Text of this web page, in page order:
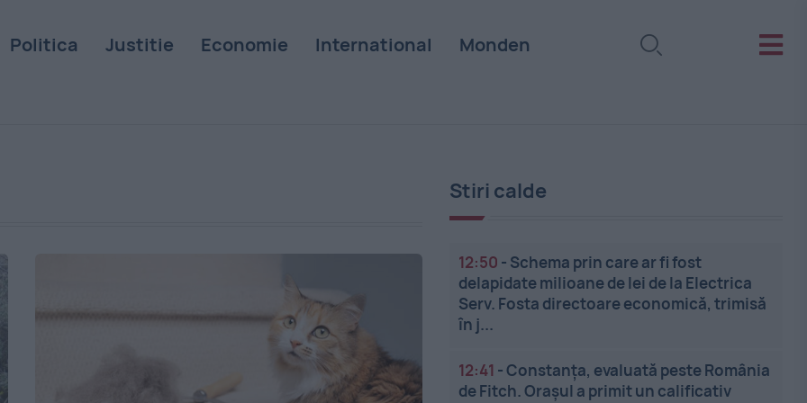
Politica Justitie Economie International Monden
Stiri calde
12:50 - Schema prin care ar fi fost
delapidate milioane de lei de la Electrica
Serv. Fosta directoare economică, trimisă
în j...
12:41 -Constanța, evaluată peste România
de Fitch. Orașul a primit un calificativ